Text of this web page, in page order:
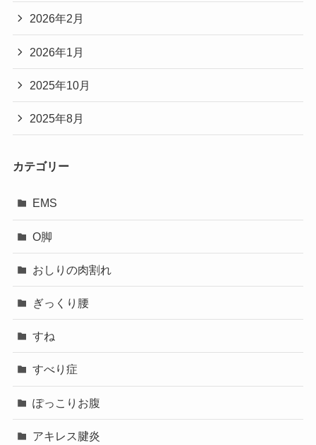
2026年2月
2026年1月
2025年10月
2025年8月
カテゴリー
EMS
O脚
おしりの肉割れ
ぎっくり腰
すね
すべり症
ぽっこりお腹
アキレス腱炎